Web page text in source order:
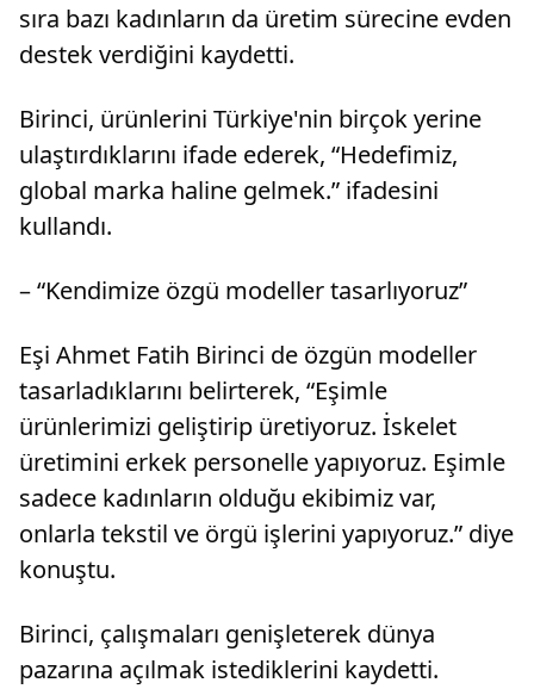
sıra bazı kadınların da üretim sürecine evden
destek verdiğini kaydetti.
Birinci, ürünlerini Türkiye'nin birçok yerine
ulaştırdıklarını ifade ederek, “Hedefimiz,
global marka haline gelmek.” ifadesini
kullandı.
– “Kendimize özgü modeller tasarlıyoruz”
Eşi Ahmet Fatih Birinci de özgün modeller
tasarladıklarını belirterek, “Eşimle
ürünlerimizi geliştirip üretiyoruz. İskelet
üretimini erkek personelle yapıyoruz. Eşimle
sadece kadınların olduğu ekibimiz var,
onlarla tekstil ve örgü işlerini yapıyoruz.” diye
konuştu.
Birinci, çalışmaları genişleterek dünya
pazarına açılmak istediklerini kaydetti.